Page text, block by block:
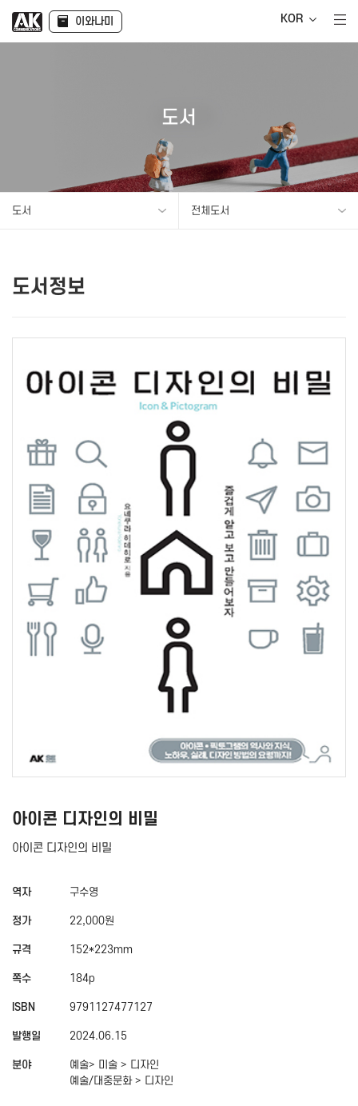
이와나미 KOR
도서
도서 전체도서
도서정보
아이콘 디자인의 비밀
아이콘 디자인의 비밀
역자 구수영
정가 22,000원
규격 152*223mm
쪽수 184p
ISBN 9791127477127
발행일 2024.06.15
분야
예술> 미술 > 디자인
예술/대중문화 > 디자인